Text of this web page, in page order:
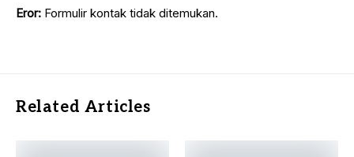
Eror: Formulir kontak tidak ditemukan.
Related Articles